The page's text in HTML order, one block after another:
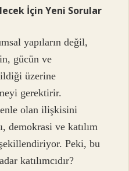
İçin Yeni Sorular
yapıların değil,
gücün ve
üzerine
gerektirir.
olan ilişkisini
demokrasi ve katılım
Peki, bu
katılımcıdır?